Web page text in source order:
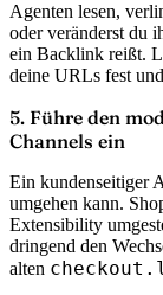
Agenten lesen,
oder veränderst du
ein Backlink reißt.
deine URLs fest
5. Führe den
Channels ein
Ein kundenseitiger
umgehen kann.
Extensibility
dringend den
alten